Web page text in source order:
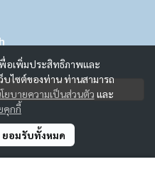
พื่อเพิ่มประสิทธิภาพและ
บไซต์ของท่าน ท่านสามารถ
ยบายความเป็นส่วนตัว และ
คุกกี้
ยอมรับทั้งหมด